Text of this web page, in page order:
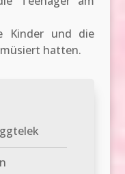
Kinder und die
hatten.